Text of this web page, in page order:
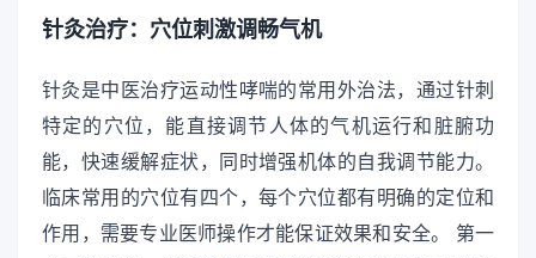
针灸治疗：穴位刺激调畅气机
针灸是中医治疗运动性哮喘的常用外治法，通过针刺
特定的穴位，能直接调节人体的气机运行和脏腑功
能，快速缓解症状，同时增强机体的自我调节能力。
临床常用的穴位有四个，每个穴位都有明确的定位和
作用，需要专业医师操作才能保证效果和安全。 第一